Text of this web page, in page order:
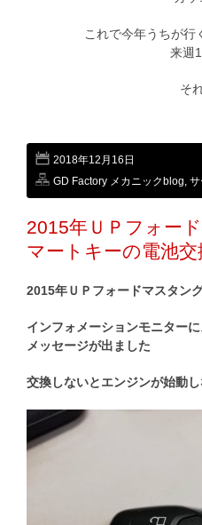
これで今年うちが行
来週
そ
2018年12月16日
GD Factory メカニックblog,
2015年ＵＰフォー
マートキーの電池交
2015年ＵＰフォードマスタ
インフォメーションモニター
メッセージが出ました
交換しないとエンジンが始動